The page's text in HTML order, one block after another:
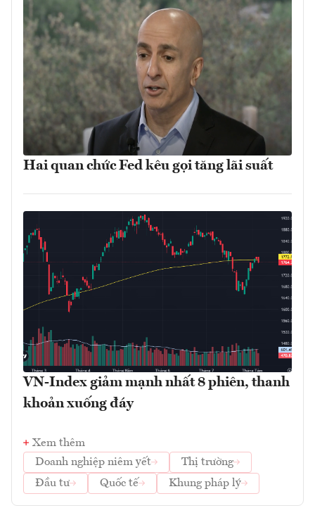
Hai quan chức Fed kêu gọi tăng lãi suất
VN-Index giảm mạnh nhất 8 phiên, thanh
khoản xuống đáy
Xem thêm
Doanh nghiệp niêm yết
Thị trường
Đầu tư
Quốc tế Khung pháp lý